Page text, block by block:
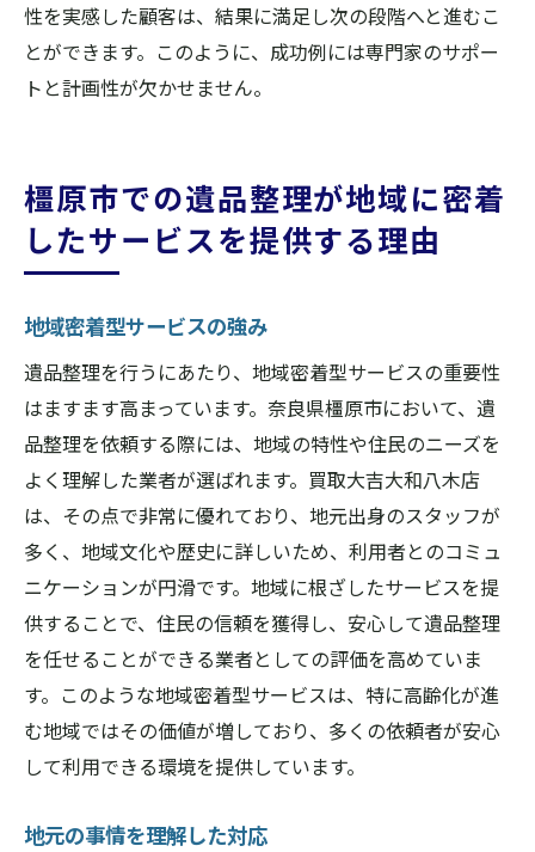
性を実感した顧客は、結果に満足し次の段階へと進むこ
とができます。このように、成功例には専門家のサポー
トと計画性が欠かせません。
橿原市での遺品整理が地域に密着
したサービスを提供する理由
地域密着型サービスの強み
遺品整理を行うにあたり、地域密着型サービスの重要性
はますます高まっています。奈良県橿原市において、遺
品整理を依頼する際には、地域の特性や住民のニーズを
よく理解した業者が選ばれます。買取大吉大和八木店
は、その点で非常に優れており、地元出身のスタッフが
多く、地域文化や歴史に詳しいため、利用者とのコミュ
ニケーションが円滑です。地域に根ざしたサービスを提
供することで、住民の信頼を獲得し、安心して遺品整理
を任せることができる業者としての評価を高めていま
す。このような地域密着型サービスは、特に高齢化が進
む地域ではその価値が増しており、多くの依頼者が安心
して利用できる環境を提供しています。
地元の事情を理解した対応